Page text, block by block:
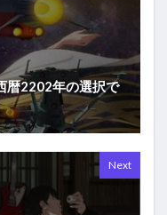
暦2202年の選択で
Next